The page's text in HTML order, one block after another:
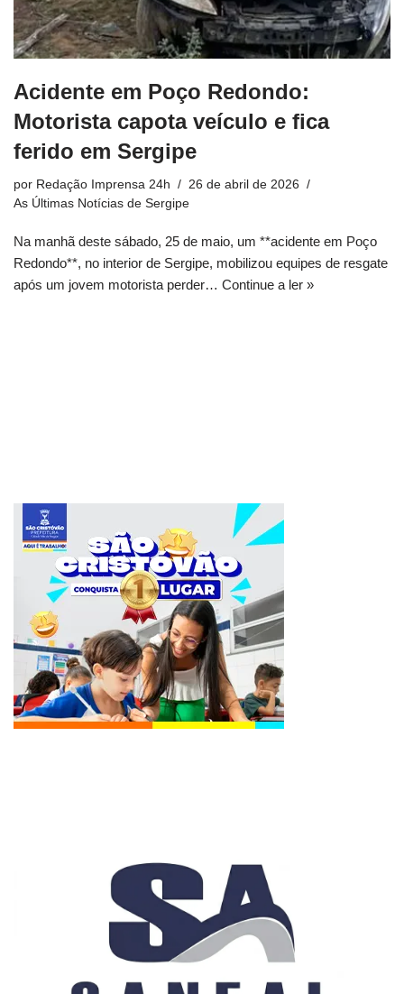
Acidente em Poço Redondo:
Motorista capota veículo e fica
ferido em Sergipe
por Redação Imprensa 24h
26 de abril de 2026
As Últimas Notícias de Sergipe
Na manhã deste sábado, 25 de maio, um **acidente em Poço
Redondo**, no interior de Sergipe, mobilizou equipes de resgate
após um jovem motorista perder… Continue a ler »